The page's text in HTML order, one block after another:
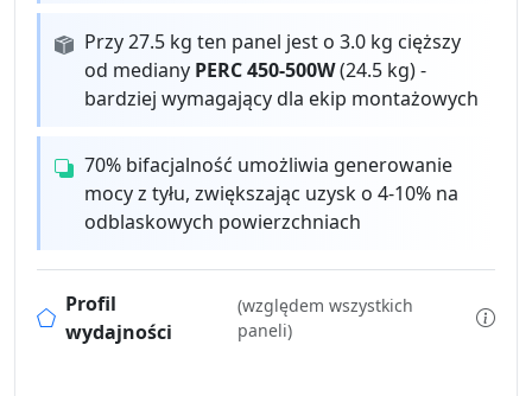
Przy 27.5 kg ten panel jest o 3.0 kg cięższy
od mediany PERC 450-500W(24.5 kg) -
bardziej wymagający dla ekip montażowych
70% bifacjalność umożliwia generowanie
mocy z tyłu, zwiększając uzysk o 4-10% na
odblaskowych powierzchniach
Profil
wydajności
(względem wszystkich
paneli)